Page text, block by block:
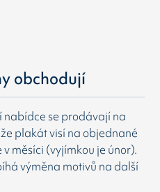
obchodují
nabídce se prodávají na
plakát visí na objednané
v měsíci (vyjímkou je únor).
výměna motivů na další